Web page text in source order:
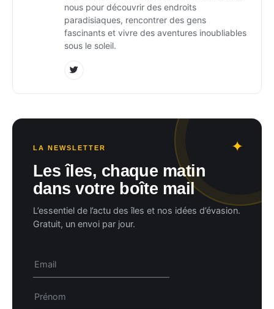
nous pour découvrir des endroits
paradisiaques, rencontrer des gens
fascinants et vivre des aventures inoubliables
sous le soleil.
LA NEWSLETTER
Les îles, chaque matin
dans votre boîte mail
L’essentiel de l’actu des îles et nos idées d’évasion.
Gratuit, un envoi par jour.